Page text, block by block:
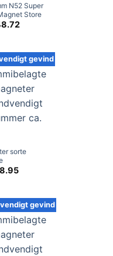
N52 Super
Store
Magnets
Nuværende
gevind
sorte
med M4
Prisklasse:
gevind